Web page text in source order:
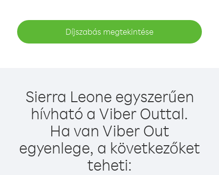
Díjszabás megtekintése
Sierra Leone egyszerűen
hívható a Viber Outtal.
Ha van Viber Out
egyenlege, a következőket
teheti: